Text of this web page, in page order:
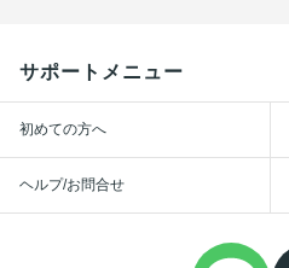
サポートメニュー
初めての方へ
ヘルプ/お問合せ